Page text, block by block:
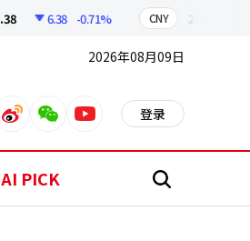
6.38 -0.71% CNY 209.17
2026年08月09日
weiboweixinyoutube 登录
AI PICK 搜